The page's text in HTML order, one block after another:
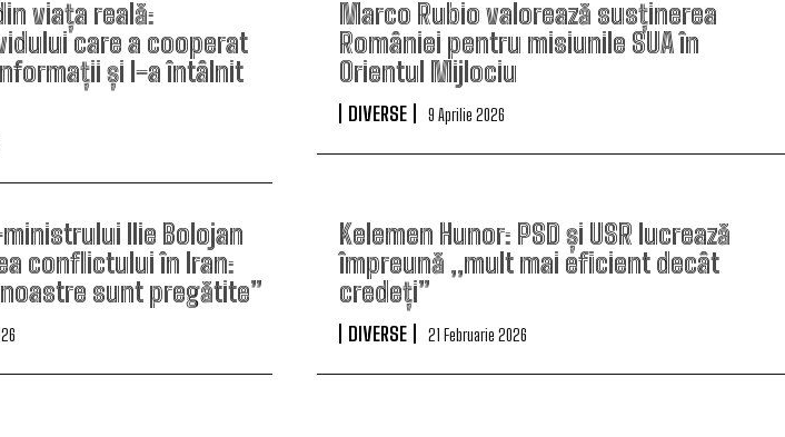
viața reală:
care a cooperat
și l-a întâlnit
Marco Rubio valorează susținerea
României pentru misiunile SUA în
Orientul Mijlociu
DIVERSE 9 Aprilie 2026
Ilie Bolojan
conflictului în Iran:
sunt pregătite”
Kelemen Hunor: PSD și USR lucrează
împreună „mult mai eficient decât
credeți”
DIVERSE 21 Februarie 2026